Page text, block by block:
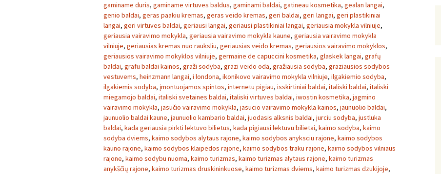
gaminame duris, gaminame virtuves baldus, gaminami baldai, gatineau kosmetika, gealan langai,
genio baldai, geras paakiu kremas, geras veido kremas, geri baldai, geri langai, geri plastikiniai
langai, geri virtuves baldai, geriausi langai, geriausi plastikiniai langai, geriausia mokykla vilniuje,
geriausia vairavimo mokykla, geriausia vairavimo mokykla kaune, geriausia vairavimo mokykla
vilniuje, geriausias kremas nuo rauksliu, geriausias veido kremas, geriausios vairavimo mokyklos,
geriausios vairavimo mokyklos vilniuje, germaine de capuccini kosmetika, glaskek langai, grafų
baldai, grafu baldai kainos, graži sodyba, grazi veido oda, gražiausia sodyba, graziausios sodybos
vestuvems, heinzmann langai, i londona, ikonikovo vairavimo mokykla vilniuje, ilgakiemio sodyba,
ilgakiemis sodyba, įmontuojamos spintos, internetu pigiau, isskirtiniai baldai, italiski baldai, italiski
miegamojo baldai, italiski svetaines baldai, italiski virtuves baldai, iwostin kosmetika, jagmino
vairavimo mokykla, jasučio vairavimo mokykla, jasucio vairavimo mokykla kainos, jaunuolio baldai,
jaunuolio baldai kaune, jaunuolio kambario baldai, juodasis alksnis baldai, jurciu sodyba, justluka
baldai, kada geriausia pirkti lektuvo bilietus, kada pigiausi lektuvu bilietai, kaimo sodyba, kaimo
sodyba dviems, kaimo sodybos alytaus rajone, kaimo sodybos anyksciu rajone, kaimo sodybos
kauno rajone, kaimo sodybos klaipedos rajone, kaimo sodybos traku rajone, kaimo sodybos vilniaus
rajone, kaimo sodybu nuoma, kaimo turizmas, kaimo turizmas alytaus rajone, kaimo turizmas
anykščių rajone, kaimo turizmas druskininkuose, kaimo turizmas dviems, kaimo turizmas dzukijoje,